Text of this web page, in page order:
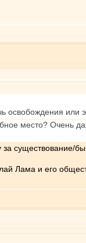
освобождения или
место? Очень
существование/
Лама и его